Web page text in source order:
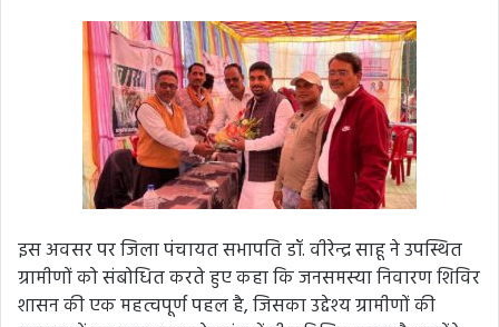
इस अवसर पर जिला पंचायत सभापति डॉ. वीरेन्द्र साहू ने उपस्थित
ग्रामीणों को संबोधित करते हुए कहा कि जनसमस्या निवारण शिविर
शासन की एक महत्वपूर्ण पहल है, जिसका उद्देश्य ग्रामीणों की